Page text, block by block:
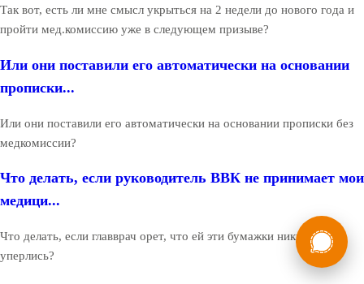
Так вот, есть ли мне смысл укрыться на 2 недели до нового года и
пройти мед.комиссию уже в следующем призыве?
Или они поставили его автоматически на основании
прописки...
Или они поставили его автоматически на основании прописки без
медкомиссии?
Что делать, если руководитель ВВК не принимает мои
медици...
Что делать, если главврач орет, что ей эти бумажки никуда не
уперлись?Бесплатная